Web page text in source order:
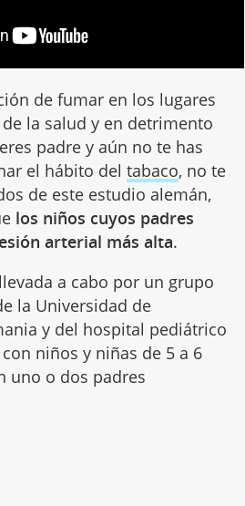
de fumar en los lugares
la salud y en detrimento
padre y aún no te has
el hábito del tabaco, no te
de este estudio alemán,
los niños cuyos padres
arterial más alta.
a cabo por un grupo
la Universidad de
y del hospital pediátrico
niños y niñas de 5 a 6
uno o dos padres